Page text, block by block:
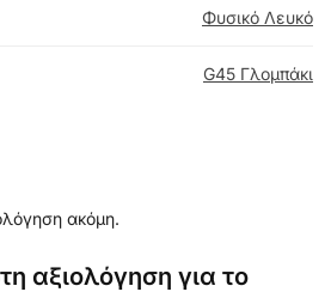
Φυσικό Λευκό
G45 Γλομπάκι
ακόμη.
αξιολόγηση για το